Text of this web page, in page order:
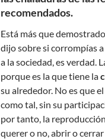
recomendados.
Está más que
dijo sobre si corrompías
a la sociedad, es verdad.
porque es la que tiene la
su alrededor. No es que
como tal, sin su
por tanto, la
querer o no, abrir o